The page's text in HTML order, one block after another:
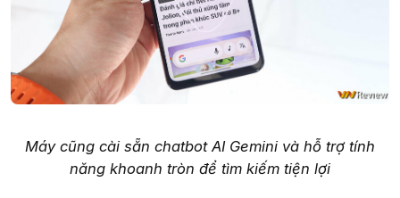
Máy cũng cài sẵn chatbot AI Gemini và hỗ trợ tính
năng khoanh tròn để tìm kiếm tiện lợi